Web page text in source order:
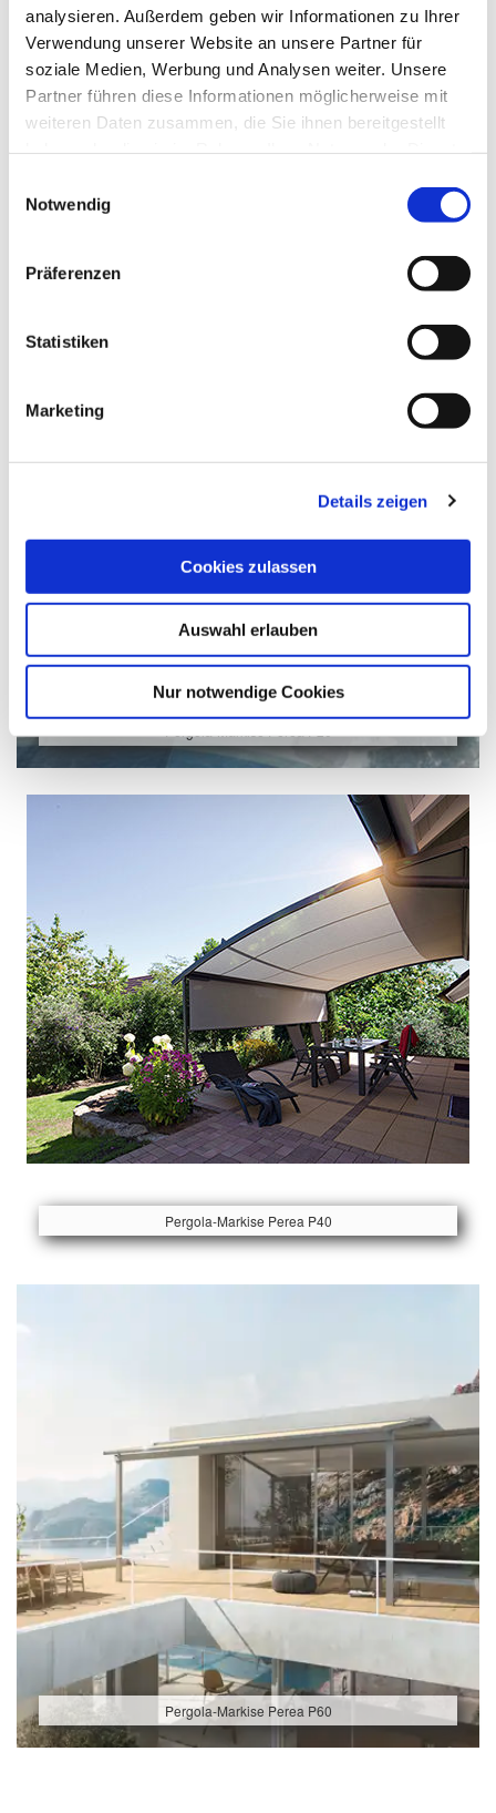
analysieren. Außerdem geben wir Informationen zu Ihrer
Verwendung unserer Website an unsere Partner für
soziale Medien, Werbung und Analysen weiter. Unsere
Partner führen diese Informationen möglicherweise mit
weiteren Daten zusammen, die Sie ihnen bereitgestellt
Notwendig
Präferenzen
Statistiken
Marketing
Details zeigen
Cookies zulassen
Auswahl erlauben
Nur notwendige Cookies
Weitere Informationen zu
Ausstattungsextras Perea Pergola-Markisen
Farben & Stoffe
Das könnte Sie auch interessieren
Pergola-Markise Perea P40
Pergola-Markise Perea P60